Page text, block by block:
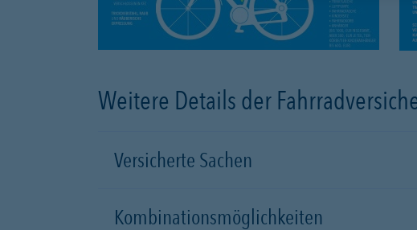
Weitere Details der
Versicherte Sachen
Kombinationsmöglichkeiten